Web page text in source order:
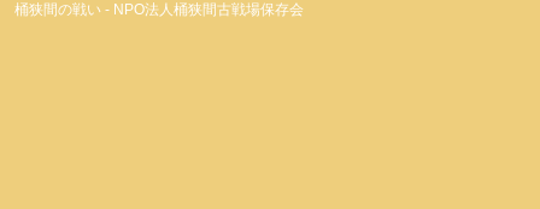
桶狭間の戦い - NPO法人桶狭間古戦場保存会